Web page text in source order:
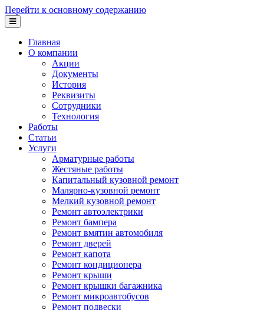
Перейти к основному содержанию
Главная
О компании
Акции
Документы
История
Реквизиты
Сотрудники
Технология
Работы
Статьи
Услуги
Арматурные работы
Жестяные работы
Капитальный кузовной ремонт
Малярно-кузовной ремонт
Мелкий кузовной ремонт
Ремонт автоэлектрики
Ремонт бампера
Ремонт вмятин автомобиля
Ремонт дверей
Ремонт капота
Ремонт кондиционера
Ремонт крыши
Ремонт крышки багажника
Ремонт микроавтобусов
Ремонт подвески